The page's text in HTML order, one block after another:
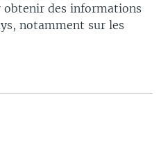
obtenir des informations
notamment sur les